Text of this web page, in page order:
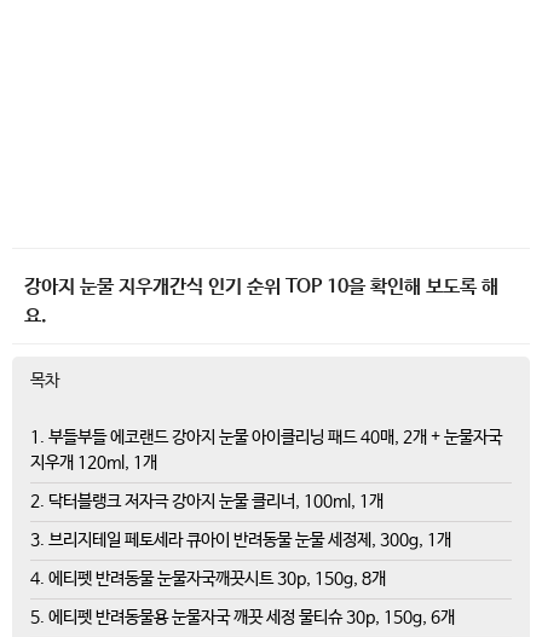
강아지 눈물 지우개간식 인기 순위 TOP 10을 확인해 보도록 해
요.
목차
1. 부들부들 에코랜드 강아지 눈물 아이클리닝 패드 40매, 2개 + 눈물자국
지우개 120ml, 1개
2. 닥터블랭크 저자극 강아지 눈물 클리너, 100ml, 1개
3. 브리지테일 페토세라 큐아이 반려동물 눈물 세정제, 300g, 1개
4. 에티펫 반려동물 눈물자국깨끗시트 30p, 150g, 8개
5. 에티펫 반려동물용 눈물자국 깨끗 세정 물티슈 30p, 150g, 6개